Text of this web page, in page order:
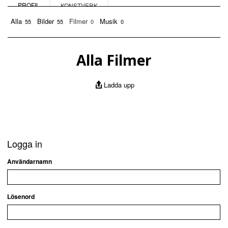
PROFIL KONSTVERK
Alla 55 Bilder 55 Filmer 0 Musik 0
Alla Filmer
Ladda upp
Logga in
Användarnamn
Lösenord